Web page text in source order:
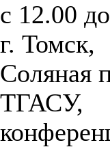
с 12.00
г. Томск,
Соляная
ТГАСУ,